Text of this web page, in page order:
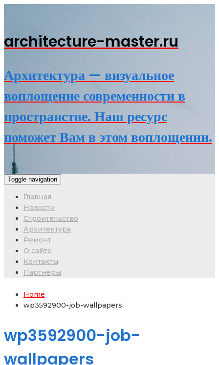
architecture-master.ru
Архитектура — визуальное
воплощение современности в
пространстве. Наш ресурс
поможет Вам в этом воплощении.
Toggle navigation
Главная
Новости
Строительство
Архитектура
Ремонт
О сайте
Контакты
Партнеры
Home
wp3592900-job-wallpapers
wp3592900-job-
wallpapers